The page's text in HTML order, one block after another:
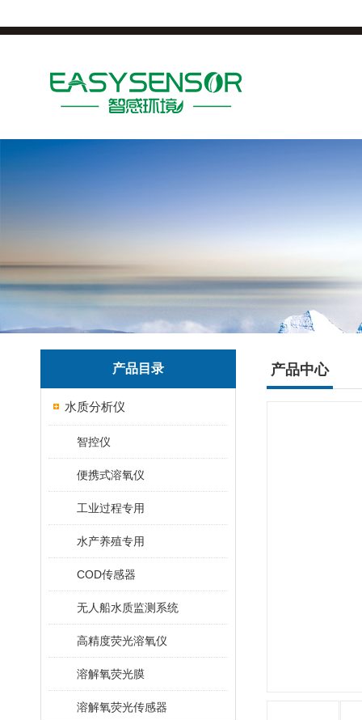
产品目录
水质分析仪
智控仪
便携式溶氧仪
工业过程专用
水产养殖专用
COD传感器
无人船水质监测系统
高精度荧光溶氧仪
溶解氧荧光膜
溶解氧荧光传感器
产品中心